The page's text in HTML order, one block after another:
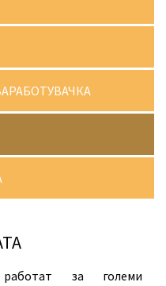
работат за големи